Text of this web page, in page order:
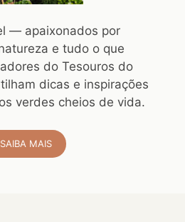
— apaixonados por
e tudo o que
do Tesouros do
dicas e inspirações
verdes cheios de vida.
SAIBA MAIS